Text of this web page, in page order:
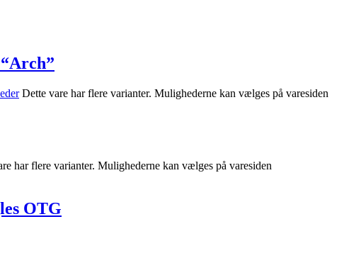
Dette vare har flere varianter. Mulighederne kan vælges på varesiden
har flere varianter. Mulighederne kan vælges på varesiden
OTG